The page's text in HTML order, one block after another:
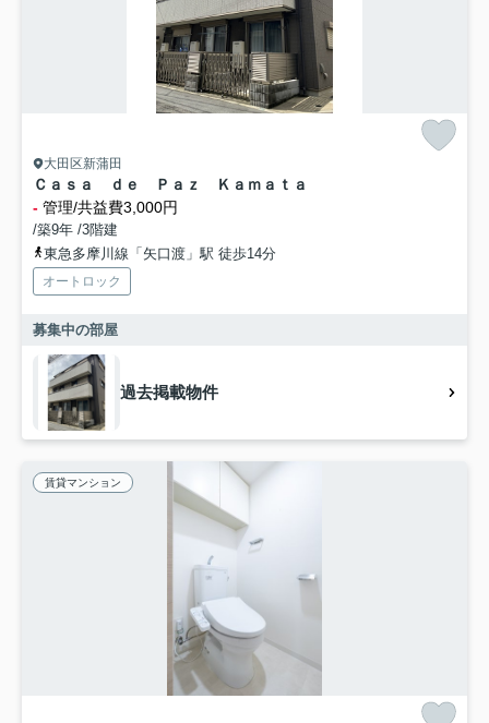
大田区新蒲田
Ｃａｓａ ｄｅ Ｐａｚ Ｋａｍａｔａ
- 管理/共益費3,000円
/築9年 /3階建
東急多摩川線「矢口渡」駅 徒歩14分
オートロック
募集中の部屋
過去掲載物件
賃貸マンション